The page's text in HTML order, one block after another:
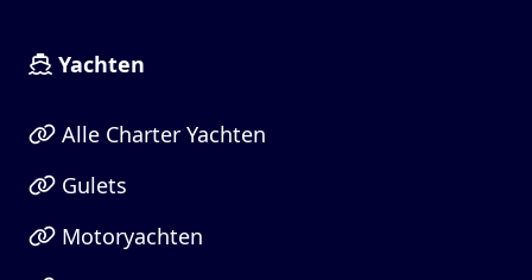
Yachten
Alle Charter Yachten
Gulets
Motoryachten